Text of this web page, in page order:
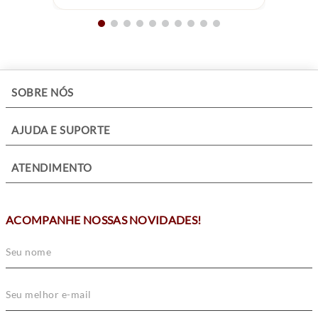
Seu fundo com fechamento por pressão reforça a segurança e
SOBRE NÓS
AJUDA E SUPORTE
ATENDIMENTO
ACOMPANHE NOSSAS NOVIDADES!